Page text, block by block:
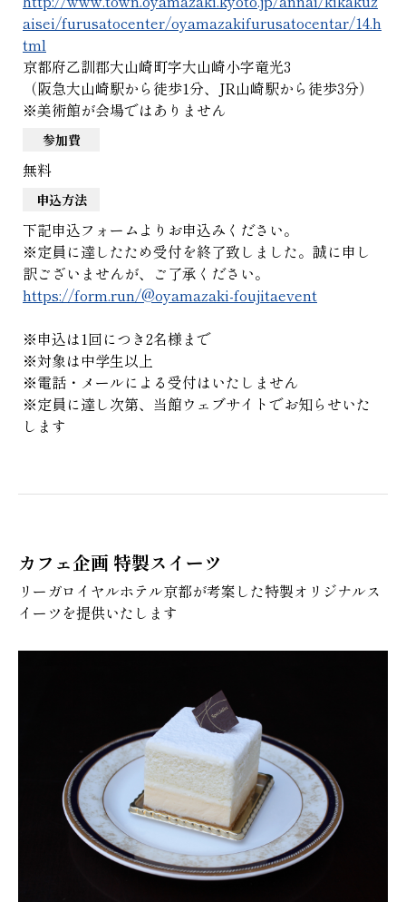
aisei/furusatocenter/oyamazakifurusatocentar/14.h
tml
京都府乙訓郡大山崎町字大山崎小字竜光3
（阪急大山崎駅から徒歩1分、JR山崎駅から徒歩3分）
※美術館が会場ではありません
参加費
無料
申込方法
下記申込フォームよりお申込みください。
※定員に達したため受付を終了致しました。誠に申し
訳ございませんが、ご了承ください。
https://form.run/@oyamazaki-foujitaevent
※申込は1回につき2名様まで
※対象は中学生以上
※電話・メールによる受付はいたしません
※定員に達し次第、当館ウェブサイトでお知らせいた
します
カフェ企画 特製スイーツ
リーガロイヤルホテル京都が考案した特製オリジナルス
イーツを提供いたします